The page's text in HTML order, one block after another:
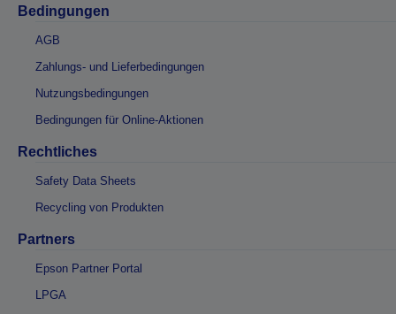
Bedingungen
AGB
Zahlungs- und Lieferbedingungen
Nutzungsbedingungen
Bedingungen für Online-Aktionen
Rechtliches
Safety Data Sheets
Recycling von Produkten
Partners
Epson Partner Portal
LPGA